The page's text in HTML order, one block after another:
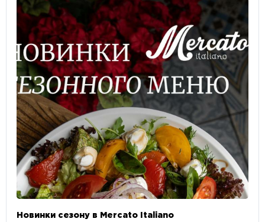
Новинки сезону в Mercato Italiano